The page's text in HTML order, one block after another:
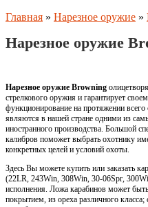
Главная » Нарезное оружие »
Нарезное оружие
Нарезное оружие Browning
стрелкового оружия и гарантирует
функционирование на протяжении
являются в нашей стране одними из
иностранного производства. Большой
калибров поможет выбрать охотнику
конкретных целей и условий охоты.
Здесь Вы можете купить или заказать
(22LR, 243Win, 308Win, 30-06Spr,
исполнения. Ложа карабинов может
покрытием, из ореха различного